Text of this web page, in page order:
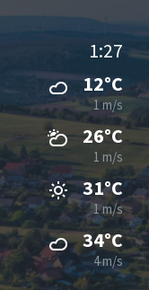
1:27
12°C
1 m/s
26°C
1 m/s
31°C
1 m/s
34°C
4 m/s